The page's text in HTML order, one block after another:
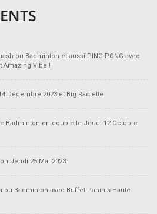
ou Badminton et aussi PING-PONG avec
Amazing Vibe !
Décembre 2023 et Big Raclette
Badminton en double le Jeudi 12 Octobre
Jeudi 25 Mai 2023
ou Badminton avec Buffet Paninis Haute